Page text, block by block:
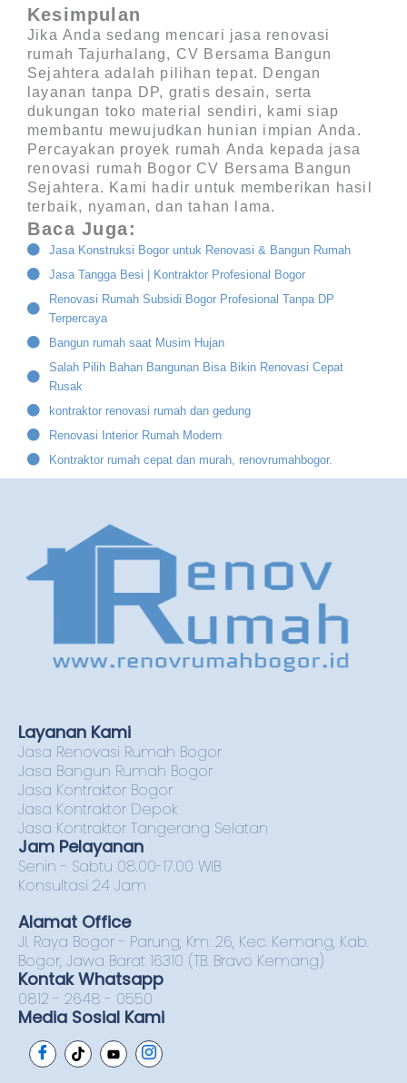
Kesimpulan
Jika Anda sedang mencari jasa renovasi
rumah Tajurhalang, CV Bersama Bangun
Sejahtera adalah pilihan tepat. Dengan
layanan tanpa DP, gratis desain, serta
dukungan toko material sendiri, kami siap
membantu mewujudkan hunian impian Anda.
Percayakan proyek rumah Anda kepada jasa
renovasi rumah Bogor CV Bersama Bangun
Sejahtera. Kami hadir untuk memberikan hasil
terbaik, nyaman, dan tahan lama.
Baca Juga:
Jasa Konstruksi Bogor untuk Renovasi & Bangun Rumah
Jasa Tangga Besi | Kontraktor Profesional Bogor
Renovasi Rumah Subsidi Bogor Profesional Tanpa DP
Terpercaya
Bangun rumah saat Musim Hujan
Salah Pilih Bahan Bangunan Bisa Bikin Renovasi Cepat
Rusak
kontraktor renovasi rumah dan gedung
Renovasi Interior Rumah Modern
Kontraktor rumah cepat dan murah, renovrumahbogor.
Layanan Kami
Jasa Renovasi Rumah Bogor
Jasa Bangun Rumah Bogor
Jasa Kontraktor Bogor
Jasa Kontraktor Depok
Jasa Kontraktor Tangerang Selatan
Jam Pelayanan
Senin - Sabtu 08.00-17.00 WIB
Konsultasi 24 Jam
Alamat Office
Jl. Raya Bogor - Parung, Km. 26, Kec. Kemang, Kab.
Bogor, Jawa Barat 16310 (TB. Bravo Kemang)
Kontak Whatsapp
0812 - 2648 - 0550
Media Sosial Kami